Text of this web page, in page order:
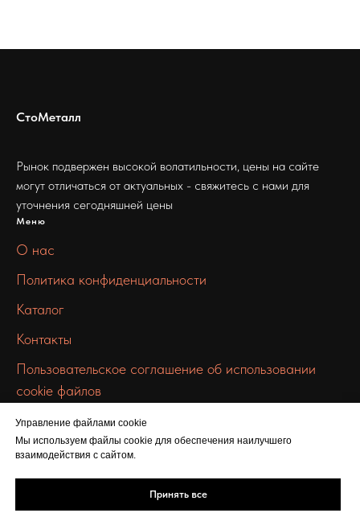
Управление файлами cookie
Мы используем файлы cookie для обеспечения наилучшего
взаимодействия с сайтом.
Принять все
СтоМеталл
Рынок подвержен высокой волатильности, цены на сайте
могут отличаться от актуальных - свяжитесь с нами для
уточнения сегодняшней цены
Меню
О нас
Политика конфиденциальности
Каталог
Контакты
Пользовательское соглашение об использовании
cookie файлов
info@100metall.ru
Шарикоподшипниковская ул., 5